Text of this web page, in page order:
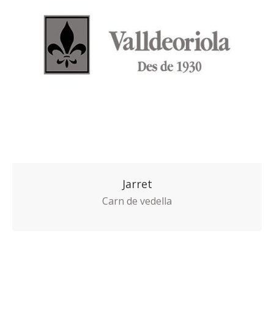
Jarret
Carn de vedella